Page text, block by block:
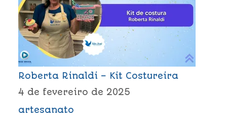
Roberta Rinaldi – Kit Costureira
4 de fevereiro de 2025
artesanato